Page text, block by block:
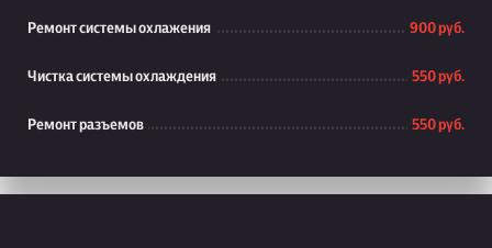
Ремонт системы охлажения 900 руб.
Чистка системы охлаждения 550 руб.
Ремонт разъемов 550 руб.